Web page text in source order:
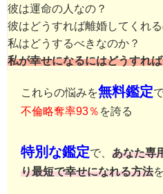
彼は運命の人なの？
彼はどうすれば離婚してくれる
私はどうするべきなのか？
私が幸せになるにはどうすれ
これらの悩みを無料鑑定
不倫略奪率93％ を誇る
特別な鑑定で、 あなた専
り最短で幸せになれる方法